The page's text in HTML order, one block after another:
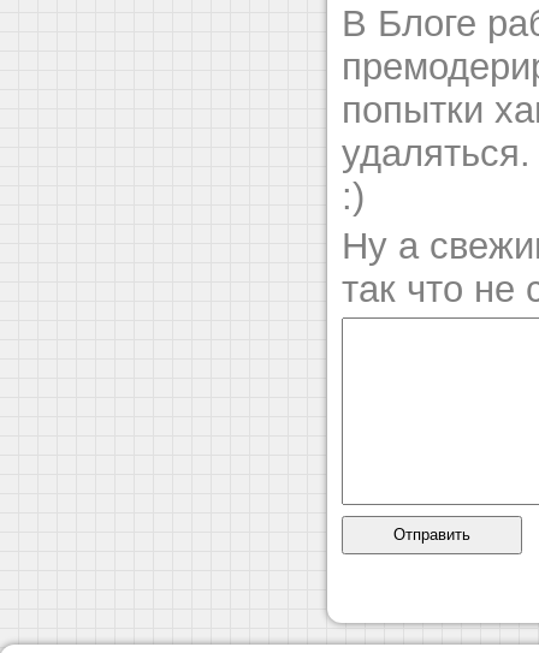
В Блоге
попытки
:)
Ну а
так что не